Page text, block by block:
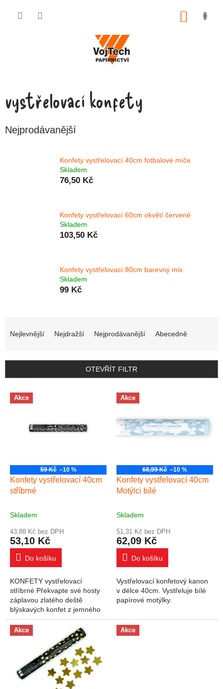
vystřelovací konfety
Nejprodávanější
Konfety vystřelovací 40cm fotbalové míče
Skladem
76,50 Kč
Konfety vystřelovací 60cm okvětí červené
Skladem
103,50 Kč
Konfety vystřelovací 80cm barevný mix
Skladem
99 Kč
Nejlevnější Nejdražší Nejprodávanější Abecedně
OTEVŘÍT FILTR
Výpis produktů
Akce
59 Kč –10 %
Konfety vystřelovací 40cm
stříbrné
Skladem
43,88 Kč bez DPH
53,10 Kč
Do košíku
KONFETY vystřelovací
stříbrné Překvapte své hosty
záplavou zlatého deště
blýskavých konfet z jemného
papíru, které pouhým
otočením tubusu vystřelíte do
vzduchu a snesou se jako...
Akce
68,99 Kč –10 %
Konfety vystřelovací 40cm
Motýlci bílé
Skladem
51,31 Kč bez DPH
62,09 Kč
Do košíku
Vystřelovací konfetový kanon
v délce 40cm. Vystřeluje bílé
papírové motýlky.
Akce Akce